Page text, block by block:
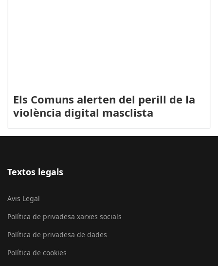
Els Comuns alerten del perill de la
violència digital masclista
Textos legals
Avis Legal
Política de privadesa xarxes socials
Política de privadesa de dades
Política de cookies